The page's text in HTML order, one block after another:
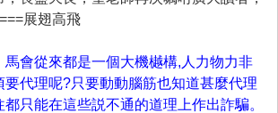
展翅高飛
馬會從來都是一個大機樾構,人力物力非
要代理呢?只要動動腦筋也知道甚麼代理
只能在這些説不通的道理上作出詐騙。